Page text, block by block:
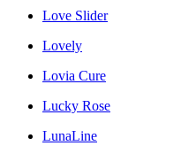
Love Slider
Lovely
Lovia Cure
Lucky Rose
LunaLine